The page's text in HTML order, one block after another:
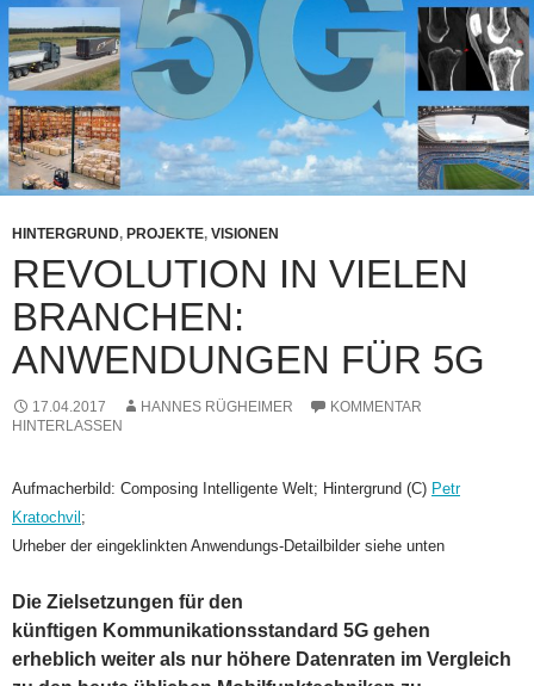
HINTERGRUND, PROJEKTE, VISIONEN
REVOLUTION IN VIELEN
BRANCHEN:
ANWENDUNGEN FÜR 5G
17.04.2017 HANNES RÜGHEIMER
KOMMENTAR
HINTERLASSEN
Aufmacherbild: Composing Intelligente Welt; Hintergrund (C) Petr
Kratochvil ;
Urheber der eingeklinkten Anwendungs-Detailbilder siehe unten
Die Zielsetzungen für den
künftigen Kommunikationsstandard 5G gehen
erheblich weiter als nur höhere Datenraten im Vergleich